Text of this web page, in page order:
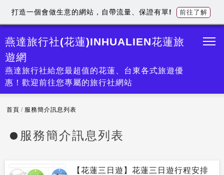
燕達旅行社(花蓮)INHUALIEN花蓮旅
遊網
燕達旅行社給您最超值的花蓮、台東各式旅遊優
惠！歡迎前往您專屬的旅行社網站
首頁 / 服務簡介訊息列表
服務簡介訊息列表
【花蓮三日遊】花蓮三日遊行程安排
打造一個會做生意的網站，自帶流量、保證有單! 前往了解